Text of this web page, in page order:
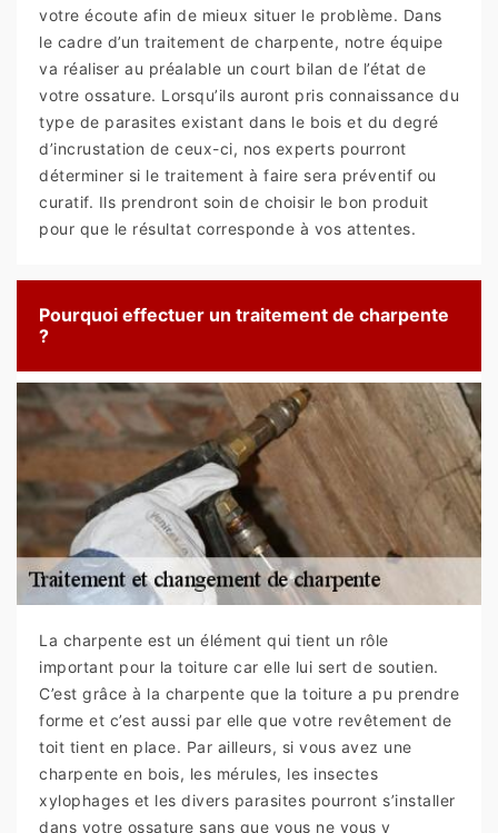
votre écoute afin de mieux situer le problème. Dans
le cadre d’un traitement de charpente, notre équipe
va réaliser au préalable un court bilan de l’état de
votre ossature. Lorsqu’ils auront pris connaissance du
type de parasites existant dans le bois et du degré
d’incrustation de ceux-ci, nos experts pourront
déterminer si le traitement à faire sera préventif ou
curatif. Ils prendront soin de choisir le bon produit
pour que le résultat corresponde à vos attentes.
Pourquoi effectuer un traitement de charpente
?
La charpente est un élément qui tient un rôle
important pour la toiture car elle lui sert de soutien.
C’est grâce à la charpente que la toiture a pu prendre
forme et c’est aussi par elle que votre revêtement de
toit tient en place. Par ailleurs, si vous avez une
charpente en bois, les mérules, les insectes
xylophages et les divers parasites pourront s’installer
dans votre ossature sans que vous ne vous y